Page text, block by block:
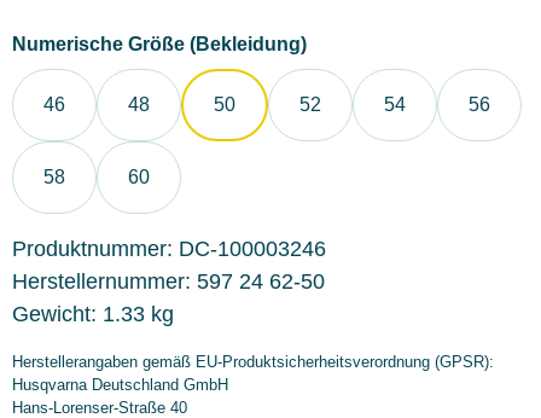
Numerische Größe (Bekleidung)auswählen
46 48 50 52 54 56
58 60
Produktnummer: DC-100003246
Herstellernummer: 597 24 62-50
Gewicht: 1.33 kg
Herstellerangaben gemäß EU-Produktsicherheitsverordnung (GPSR):
Husqvarna Deutschland GmbH
Hans-Lorenser-Straße 40